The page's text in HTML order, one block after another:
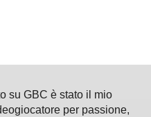
su GBC è stato il mio
per passione,